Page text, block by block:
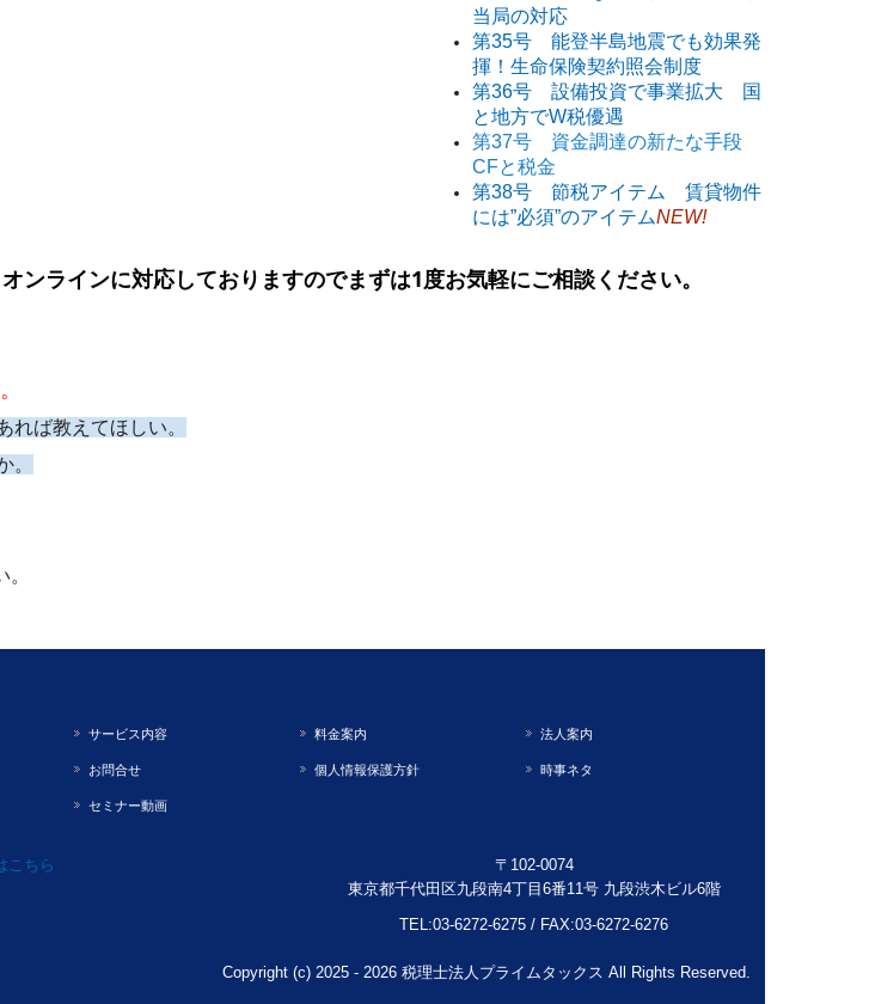
当局の対応
第35号 能登半島地震でも効果発
揮！生命保険契約照会制度
第36号 設備投資で事業拡大 国
と地方でW税優遇
第37号 資金調達の新たな手段
CFと税金
第38号 節税アイテム 賃貸物件
には”必須”のアイテムNEW!
ンラインに対応しておりますのでまずは1度お気軽にご相談ください。
れば教えてほしい。
。
サービス内容 料金案内 法人案内
お問合せ 個人情報保護方針 時事ネタ
セミナー動画
〒102-0074
東京都千代田区九段南4丁目6番11号 九段渋木ビル6階
TEL:03-6272-6275 / FAX:03-6272-6276
Copyright (c) 2025 - 2026 税理士法人プライムタックス All Rights Reserved.